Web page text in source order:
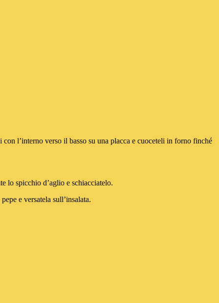
l’interno verso il basso su una placca e cuoceteli in forno finché
spicchio d’aglio e schiacciatelo.
e versatela sull’insalata.